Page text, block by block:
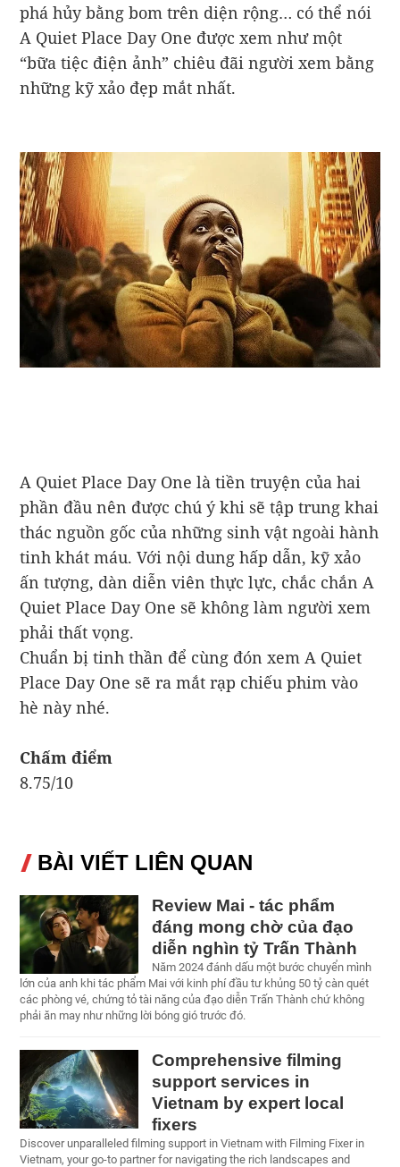
phá hủy bằng bom trên diện rộng… có thể nói
A Quiet Place Day One được xem như một
“bữa tiệc điện ảnh” chiêu đãi người xem bằng
những kỹ xảo đẹp mắt nhất.
A Quiet Place Day One là tiền truyện của hai
phần đầu nên được chú ý khi sẽ tập trung khai
thác nguồn gốc của những sinh vật ngoài hành
tinh khát máu. Với nội dung hấp dẫn, kỹ xảo
ấn tượng, dàn diễn viên thực lực, chắc chắn A
Quiet Place Day One sẽ không làm người xem
phải thất vọng.
Chuẩn bị tinh thần để cùng đón xem A Quiet
Place Day One sẽ ra mắt rạp chiếu phim vào
hè này nhé.
Chấm điểm
8.75/10
BÀI VIẾT LIÊN QUAN
Review Mai - tác phẩm
đáng mong chờ của đạo
diễn nghìn tỷ Trấn Thành
Năm 2024 đánh dấu một bước chuyển mình
lớn của anh khi tác phẩm Mai với kinh phí đầu tư khủng 50 tỷ càn quét
các phòng vé, chứng tỏ tài năng của đạo diễn Trấn Thành chứ không
phải ăn may như những lời bóng gió trước đó.
Comprehensive filming
support services in
Vietnam by expert local
fixers
Discover unparalleled filming support in Vietnam with Filming Fixer in
Vietnam, your go-to partner for navigating the rich landscapes and